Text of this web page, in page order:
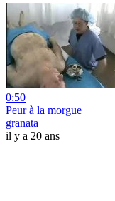
0:50
Peur à la morgue
granata
il y a 20 ans